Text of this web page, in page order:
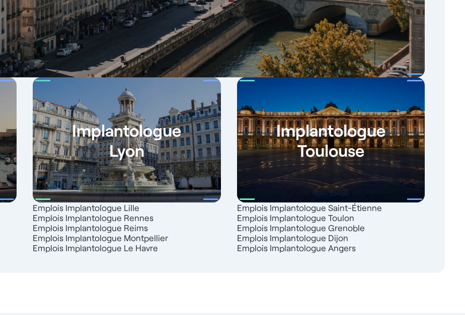
Implantologue
Lyon
Emplois Implantologue Lille
Emplois Implantologue Rennes
Emplois Implantologue Reims
Emplois Implantologue Montpellier
Emplois Implantologue Le Havre
Implantologue
Toulouse
Emplois Implantologue Saint-Étienne
Emplois Implantologue Toulon
Emplois Implantologue Grenoble
Emplois Implantologue Dijon
Emplois Implantologue Angers